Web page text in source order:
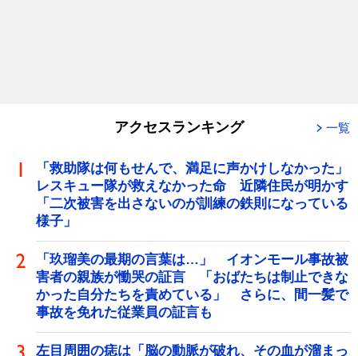
アクセスランキング 一覧
「救助隊は何もせんで、満足に声かけしなかった」
レスキュー隊が救えなかった命 近隣住民が明かす
「二次被害を出さないのが訓練の鉄則になっている
様子」
「玖瑠美の最期の言葉は…」 イオンモール事故被
害者の親族が慟哭の証言 「おばたちは制止できな
かった自分たちを責めている」 さらに、間一髪で
事故を免れた従業員の証言も
左目周囲の痣は「脳の動脈が破れ、その血が溜まっ